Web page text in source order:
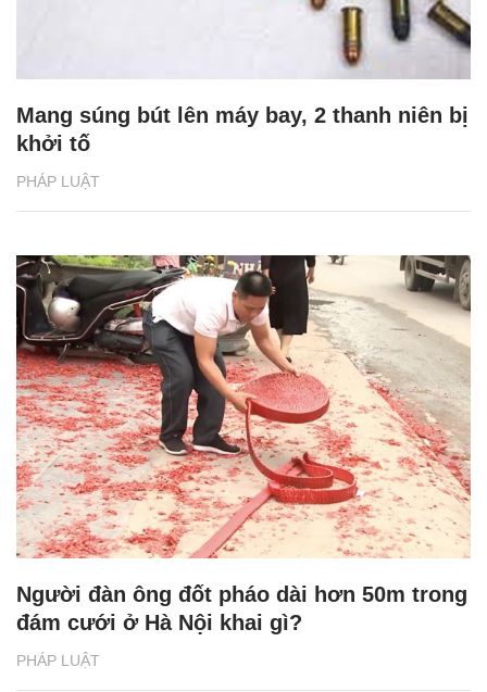
PHÁP LUẬT
Mang súng bút lên máy bay, 2 thanh niên bị
khởi tố
PHÁP LUẬT
Người đàn ông đốt pháo dài hơn 50m trong
đám cưới ở Hà Nội khai gì?